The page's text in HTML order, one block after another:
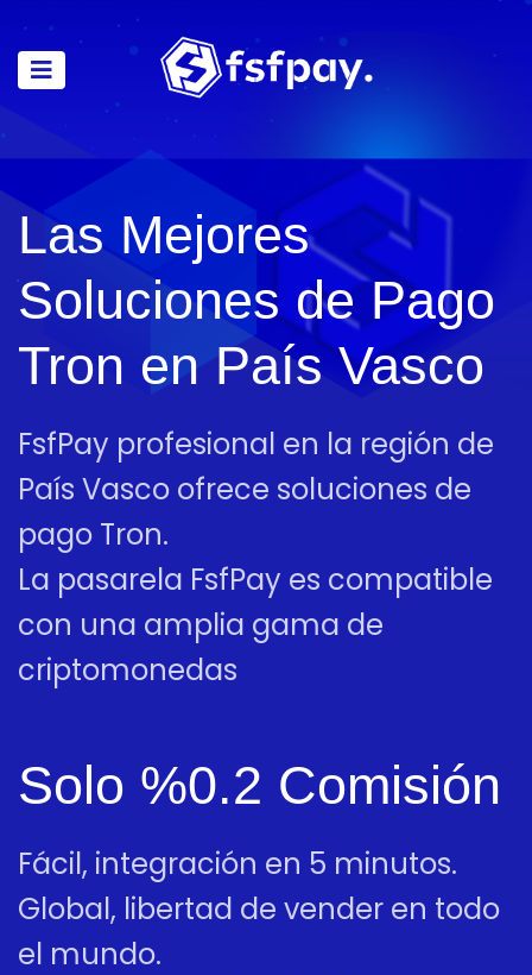
Las Mejores
Soluciones de Pago
Tron en País Vasco
FsfPay profesional en la región de
País Vasco ofrece soluciones de
pago Tron.
La pasarela FsfPay es compatible
con una amplia gama de
criptomonedas
Solo %0.2 Comisión
Fácil, integración en 5 minutos.
Global, libertad de vender en todo
el mundo.